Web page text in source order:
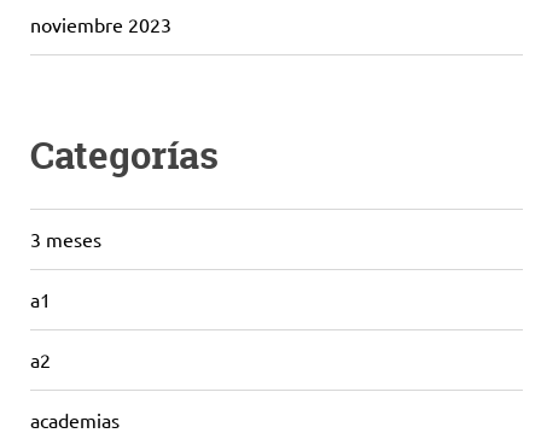
noviembre 2023
Categorías
3 meses
a1
a2
academias